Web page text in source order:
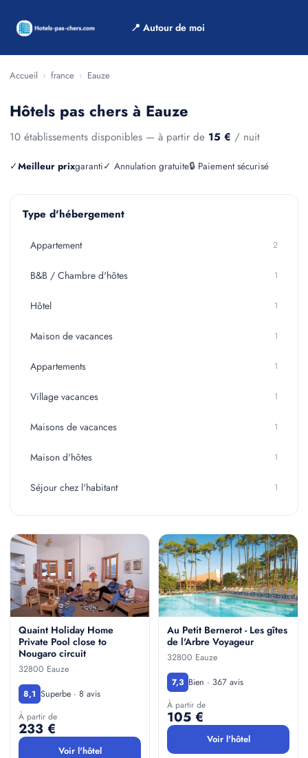
📍 Autour de moi
Accueil › france › Eauze
Hôtels pas chers à Eauze
10 établissements disponibles — à partir de 15 € / nuit
✓Meilleur prixgaranti✓ Annulation gratuite🔒 Paiement sécurisé
Type d'hébergement
Appartement 2
B&B / Chambre d'hôtes 1
Hôtel 1
Maison de vacances 1
Appartements 1
Village vacances 1
Maisons de vacances 1
Maison d'hôtes 1
Séjour chez l'habitant 1
Quaint Holiday Home
Private Pool close to
Nougaro circuit
32800 Eauze
8,1 Superbe · 8 avis
À partir de
233 €
Voir l'hôtel
Au Petit Bernerot - Les gîtes
de l'Arbre Voyageur
32800 Eauze
7,3 Bien · 367 avis
À partir de
105 €
Voir l'hôtel